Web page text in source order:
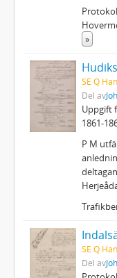
»
SE Q
Del av
Uppgift
1861-
P M
SE Q
Del av